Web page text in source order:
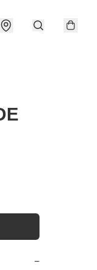
−